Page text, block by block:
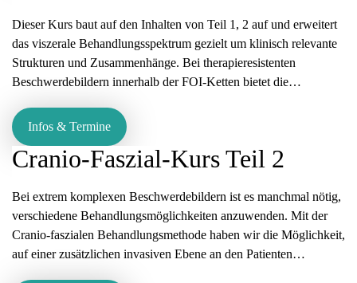
Dieser Kurs baut auf den Inhalten von Teil 1, 2 auf und erweitert
das viszerale Behandlungsspektrum gezielt um klinisch relevante
Strukturen und Zusammenhänge. Bei therapieresistenten
Beschwerdebildern innerhalb der FOI-Ketten bietet die…
Infos & Termine
Cranio-Faszial-Kurs Teil 2
Bei extrem komplexen Beschwerdebildern ist es manchmal nötig,
verschiedene Behandlungsmöglichkeiten anzuwenden. Mit der
Cranio-faszialen Behandlungsmethode haben wir die Möglichkeit,
auf einer zusätzlichen invasiven Ebene an den Patienten…